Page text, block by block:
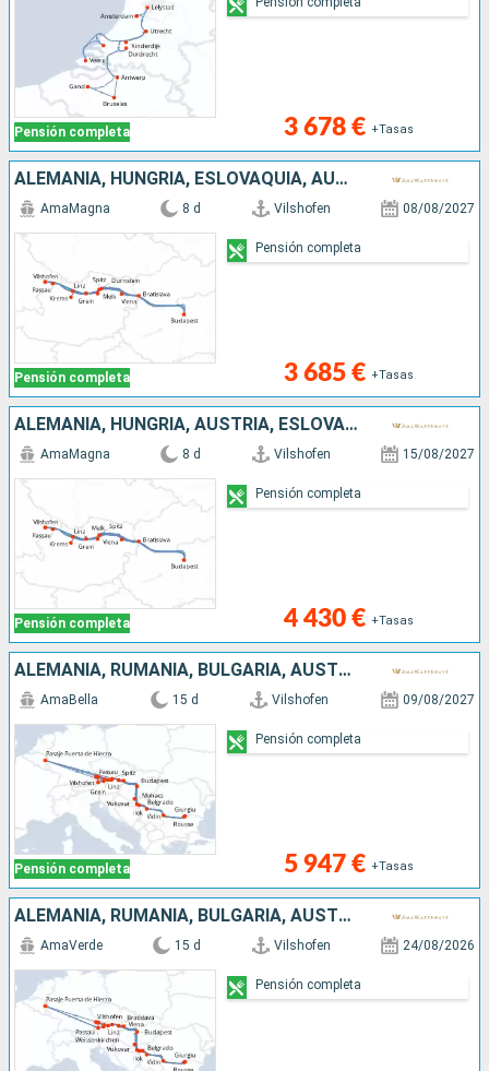
Pensión completa 3 678 € +Tasas
ALEMANIA, HUNGRÍA, ESLOVAQUIA, AUSTRIA
Pensión completa
AmaMagna 8 d Vilshofen 08/08/2027
3 685 € +Tasas
Pensión completa
ALEMANIA, HUNGRÍA, AUSTRIA, ESLOVAQUIA
Pensión completa
AmaMagna 8 d Vilshofen 15/08/2027
4 430 € +Tasas
Pensión completa
ALEMANIA, RUMANIA, BULGARIA, AUSTRIA, SERBIA, ESLOVAQUIA, CROACIA, HUNGRÍA
Pensión completa
AmaBella 15 d Vilshofen 09/08/2027
5 947 € +Tasas
Pensión completa
ALEMANIA, RUMANIA, BULGARIA, AUSTRIA, SERBIA, ESLOVAQUIA, CROACIA, HUNGRÍA
AmaVerde 15 d Vilshofen 24/08/2026
Pensión completa